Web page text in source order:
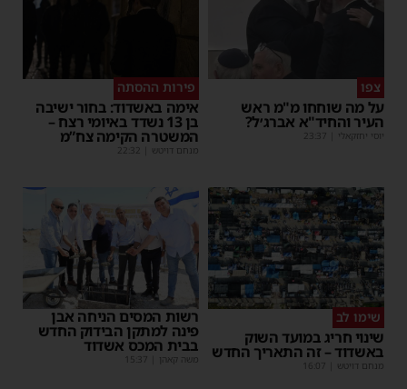
צפו
על מה שוחחו מ"מ ראש
העיר והחיד"א אברג׳ל?
יוסי יחזקאלי 23:37
פירות ההסתה
אימה באשדוד: בחור ישיבה
בן 13 נשדד באיומי רצח –
המשטרה הקימה צח”מ
מנחם דויטש 22:32
שימו לב
שינוי חריג במועד השוק
באשדוד – זה התאריך החדש
מנחם דויטש 16:07
רשות המסים הניחה אבן
פינה למתקן הבידוק החדש
בבית המכס אשדוד
משה קאהן 15:37